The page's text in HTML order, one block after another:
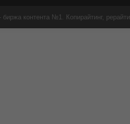
контента №1. Копирайтинг,